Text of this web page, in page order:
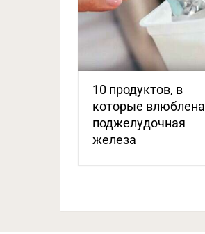
10 продуктов, в
которые влюблена
поджелудочная
железа